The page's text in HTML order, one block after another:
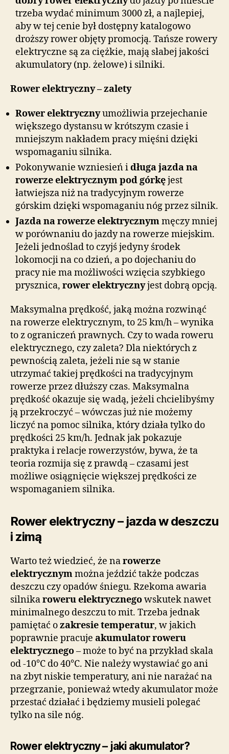
trzeba wydać minimum 3000 zł, a najlepiej,
aby w tej cenie był dostępny katalogowo
droższy rower objęty promocją. Tańsze rowery
elektryczne są za ciężkie, mają słabej jakości
akumulatory (np. żelowe) i silniki.
Rower elektryczny – zalety
Rower elektrycznyumożliwia przejechanie
większego dystansu w krótszym czasie i
mniejszym nakładem pracy mięśni dzięki
wspomaganiu silnika.
Pokonywanie wzniesień idługa jazda na
rowerze elektrycznym pod górkęjest
łatwiejsza niż na tradycyjnym rowerze
górskim dzięki wspomaganiu nóg przez silnik.
Jazda na rowerze elektrycznymmęczy mniej
w porównaniu do jazdy na rowerze miejskim.
Jeżeli jednoślad to czyjś jedyny środek
lokomocji na co dzień, a po dojechaniu do
pracy nie ma możliwości wzięcia szybkiego
prysznica, rower elektrycznyjest dobrą opcją.
Maksymalna prędkość, jaką można rozwinąć
na rowerze elektrycznym, to 25 km/h – wynika
to z ograniczeń prawnych. Czy to wada roweru
elektrycznego, czy zaleta? Dla niektórych z
pewnością zaleta, jeżeli nie są w stanie
utrzymać takiej prędkości na tradycyjnym
rowerze przez dłuższy czas. Maksymalna
prędkość okazuje się wadą, jeżeli chcielibyśmy
ją przekroczyć – wówczas już nie możemy
liczyć na pomoc silnika, który działa tylko do
prędkości 25 km/h. Jednak jak pokazuje
praktyka i relacje rowerzystów, bywa, że ta
teoria rozmija się z prawdą – czasami jest
możliwe osiągnięcie większej prędkości ze
wspomaganiem silnika.
Rower elektryczny – jazda w deszczu
i zimą
Warto też wiedzieć, że narowerze
elektrycznymmożna jeździć także podczas
deszczu czy opadów śniegu. Rzekoma awaria
silnikaroweru elektrycznegowskutek nawet
minimalnego deszczu to mit. Trzeba jednak
pamiętać ozakresie temperatur, w jakich
poprawnie pracuje akumulator roweru
elektrycznego– może to być na przykład skala
od -10°C do 40°C. Nie należy wystawiać go ani
na zbyt niskie temperatury, ani nie narażać na
przegrzanie, ponieważ wtedy akumulator może
przestać działać i będziemy musieli polegać
tylko na sile nóg.
Rower elektryczny – jaki akumulator?